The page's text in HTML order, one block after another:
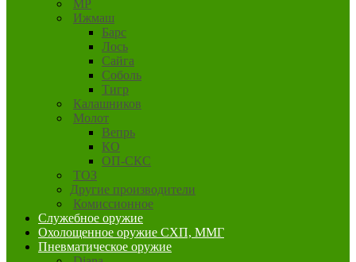
MP
Ижмаш
Барс
Лось
Сайга
Соболь
Тигр
Калашников
Молот
Вепрь
КО
ОП-СКС
ТОЗ
Другие производители
Комиссионное
Служебное оружие
Охолощенное оружие СХП, ММГ
Пневматическое оружие